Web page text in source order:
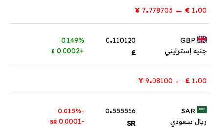
1.00
€
←
.778703
¥
جنيه إسترليني
0.110120
£
0.149%
+0.0002
£
1.00
£
←
.08100
¥
ريال سعودي
0.555556
SR
-0.015%
-0.0001
SR